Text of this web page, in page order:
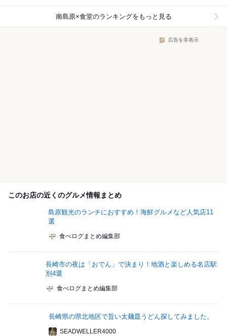
南島原×食堂のランキングをもっと見る
広告を非表示
このお店の近くのグルメ情報まとめ
島原観光のランチにおすすめ！海鮮グルメなど人気店11
選
食べログまとめ編集部
長崎市の夜は「おでん」で決まり！地酒と楽しめる名店駅
別4選
食べログまとめ編集部
長崎県の県北地区で旨い太麺皿うどん探してみました。
SEADWELLER4000